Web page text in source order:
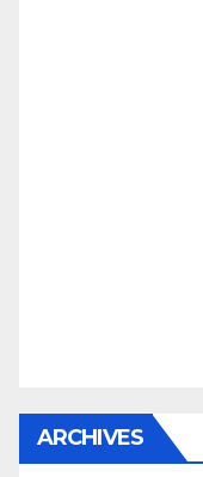
ARCHIVES